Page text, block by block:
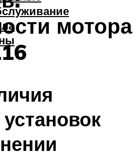
мотора